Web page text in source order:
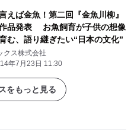
えば金魚！第二回『金魚川柳』
品発表 お魚飼育が子供の想像
む、語り継ぎたい“日本の文化”
クス株式会社
年7月23日 11:30
をもっと見る